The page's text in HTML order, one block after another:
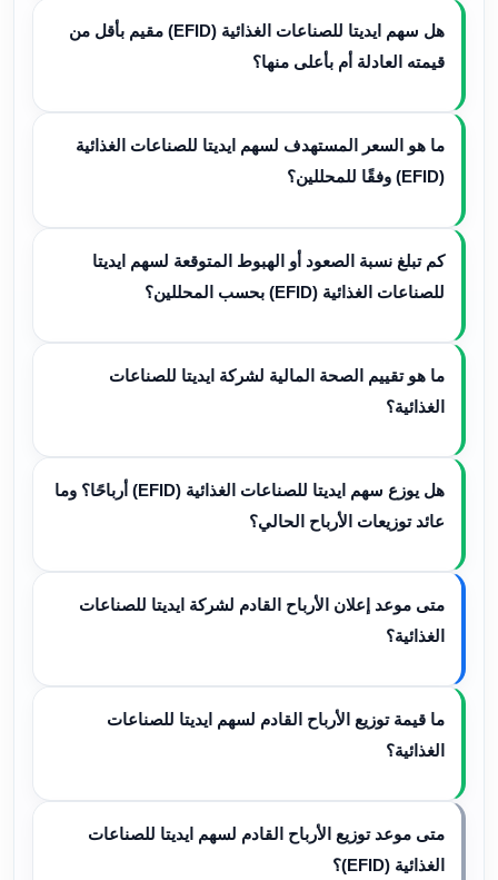
هل سهم ايديتا للصناعات الغذائية (EFID) مقيم بأقل من
قيمته العادلة أم بأعلى منها؟
ما هو السعر المستهدف لسهم ايديتا للصناعات الغذائية
(EFID) وفقًا للمحللين؟
كم تبلغ نسبة الصعود أو الهبوط المتوقعة لسهم ايديتا
للصناعات الغذائية (EFID) بحسب المحللين؟
ما هو تقييم الصحة المالية لشركة ايديتا للصناعات
الغذائية؟
هل يوزع سهم ايديتا للصناعات الغذائية (EFID) أرباحًا؟ وما
عائد توزيعات الأرباح الحالي؟
متى موعد إعلان الأرباح القادم لشركة ايديتا للصناعات
الغذائية؟
ما قيمة توزيع الأرباح القادم لسهم ايديتا للصناعات
الغذائية؟
متى موعد توزيع الأرباح القادم لسهم ايديتا للصناعات
الغذائية (EFID)؟